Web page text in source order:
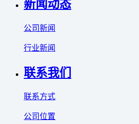
新闻动态
公司新闻
行业新闻
联系我们
联系方式
公司位置